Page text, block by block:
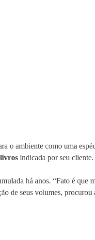
o ambiente como uma
indicada por seu cliente.
há anos. “Fato é que
de seus volumes,